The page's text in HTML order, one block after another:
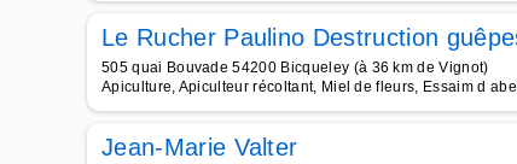
Le Rucher Paulino Destruction
505 quai Bouvade 54200 Bicqueley (à 36 km de Vignot)
Apiculture, Apiculteur récoltant, Miel de fleurs, Essaim d
Jean-Marie Valter